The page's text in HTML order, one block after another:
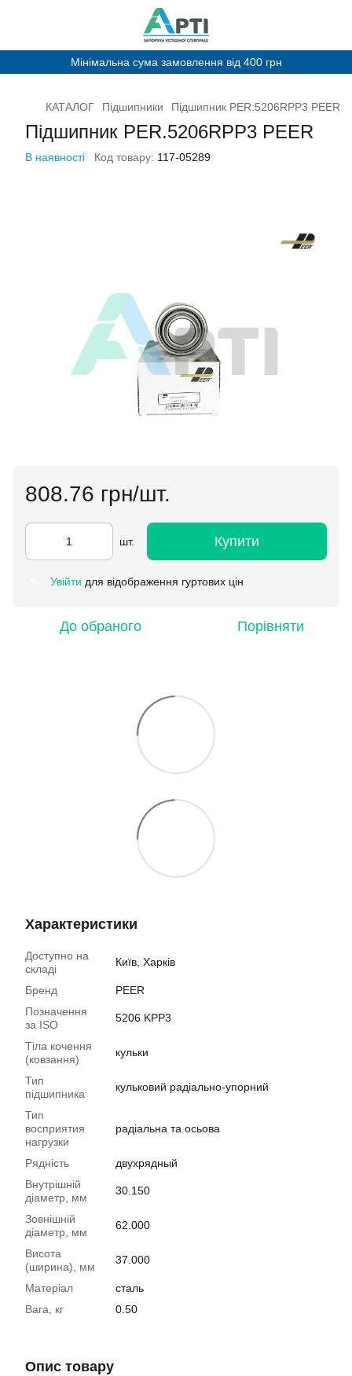
Мінімальна сума замовлення від 400 грн
КАТАЛОГ Підшипники Підшипник PER.5206RPP3 PEER
Підшипник PER.5206RPP3 PEER
В наявності Код товару: 117-05289
808.76 грн/шт.
шт. Купити
Увійти для відображення гуртових цін
До обраного Порівняти
Характеристики
Доступно на
складі
Київ, Харків
Бренд
PEER
Позначення
за ISO
5206 KPP3
Тіла кочення
(ковзання)
кульки
Тип
підшипника
кульковий радіально-упорний
Тип
восприятия
нагрузки
радіальна та осьова
Рядність
двухрядный
Внутрішній
діаметр, мм
30.150
Зовнішній
діаметр, мм
62.000
Висота
(ширина), мм
37.000
Матеріал
сталь
Вага, кг
0.50
Опис товару